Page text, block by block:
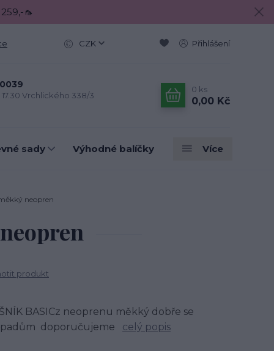
🦟
CZK Přihlášení
17.30 Vrchlického 338/3
0 ks
0,00 Kč
sady Výhodné balíčky Více
neopren
produkt
BASICz neoprenu měkký dobře se
doporučujeme celý popis